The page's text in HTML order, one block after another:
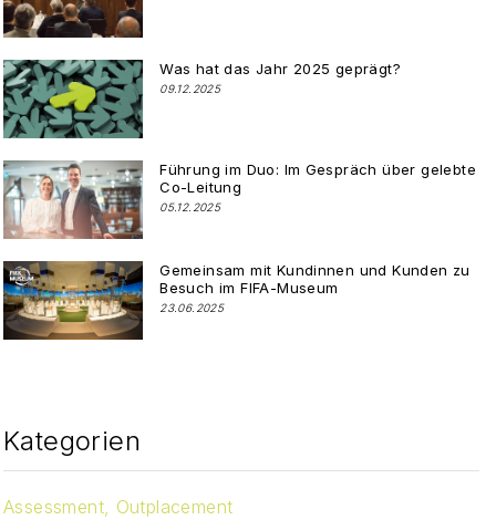
Was hat das Jahr 2025 geprägt?
09.12.2025
Führung im Duo: Im Gespräch über gelebte
Co-Leitung
05.12.2025
Gemeinsam mit Kundinnen und Kunden zu
Besuch im FIFA-Museum
23.06.2025
Kategorien
Assessment, Outplacement